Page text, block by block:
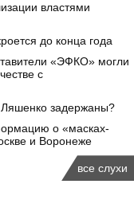
властями
до конца года
«ЭФКО» могли
с
задержаны?
о «масках-
и Воронеже
все слухи